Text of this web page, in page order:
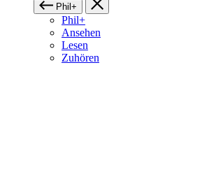
Phil+
Phil+
Ansehen
Lesen
Zuhören